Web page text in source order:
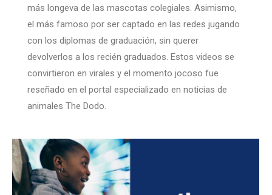
más longeva de las mascotas colegiales. Asimismo,
el más famoso por ser captado en las redes jugando
con los diplomas de graduación, sin querer
devolverlos a los recién graduados. Estos videos se
convirtieron en virales y el momento jocoso fue
reseñado en el portal especializado en noticias de
animales The Dodo.